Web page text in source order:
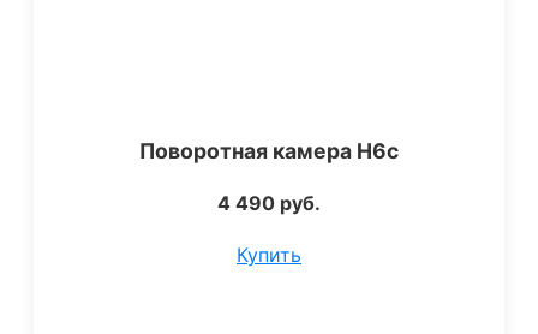
Поворотная камера H6c
4 490 руб.
Купить